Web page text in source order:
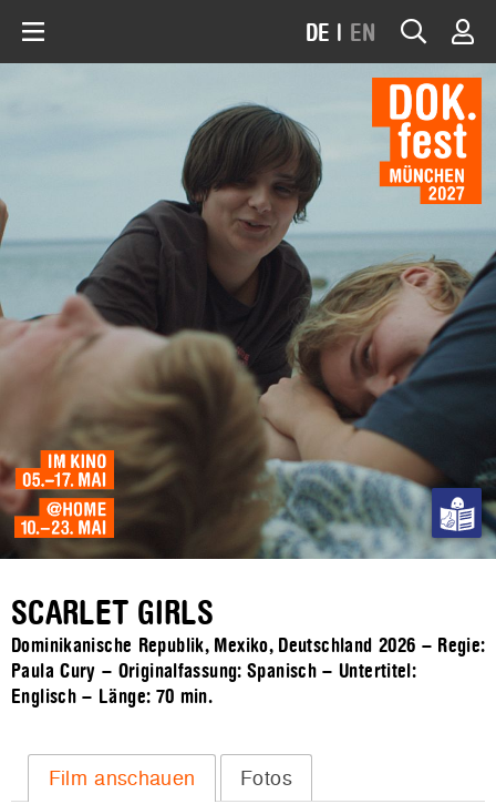
DE | EN
SCARLET GIRLS
Dominikanische Republik, Mexiko, Deutschland 2026 – Regie:
Paula Cury – Originalfassung: Spanisch – Untertitel:
Englisch – Länge: 70 min.
Film anschauen Fotos